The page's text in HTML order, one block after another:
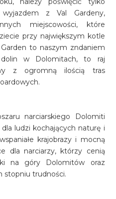
z Val Gardeny,
miejscowości, które
przy największym kotle
to naszym zndaniem
dolin w Dolomitach, to raj
z ogromną ilością tras
narciarskiego Dolomiti
ludzi kochających naturę i
krajobrazy i mocną
dla narciarzy, którzy cenią
na góry Dolomitów oraz
stopniu trudności.